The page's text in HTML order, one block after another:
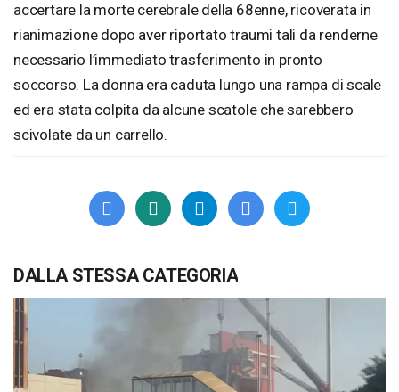
accertare la morte cerebrale della 68enne, ricoverata in
rianimazione dopo aver riportato traumi tali da renderne
necessario l’immediato trasferimento in pronto
soccorso. La donna era caduta lungo una rampa di scale
ed era stata colpita da alcune scatole che sarebbero
scivolate da un carrello.
DALLA STESSA CATEGORIA